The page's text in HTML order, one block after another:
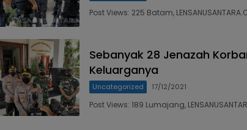
Post Views: 225 Batam,
Sebanyak 28 Jenazah
Keluarganya
Uncategorized 17/12/2021
Post Views: 189 Lumajang,